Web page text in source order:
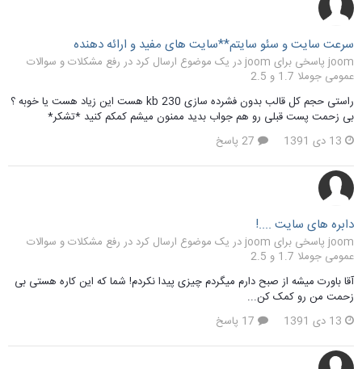
سرعت سایت و سئو سایتم**سایت های مفید و ارائه دهنده
joom پاسخی برای joom در یک موضوع ارسال کرد در
رفع مشکلات و سوالات
عمومی جوملا 1.7 و 2.5
راستی حجم کل قالب بدون فشرده سازی 230 kb هست این زیاد هست یا خوبه ؟
بی زحمت پست قبلی رو هم جواب بدید ممنون میشم کمکم کنید *تشکر*
13 دی 1391
دابره های سایت ....!
joom پاسخی برای joom در یک موضوع ارسال کرد در
رفع مشکلات و سوالات
عمومی جوملا 1.7 و 2.5
آقا باورت میشه از صبح دارم میگردم چیزی پیدا نکردم! شما که این کاره هستی بی
زحمت من رو کمک کن...
13 دی 1391